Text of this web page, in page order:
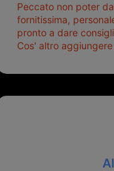
Peccato non poter
fornitissima,
pronto a dare
Cos' altro
siete il mio
trove! Top top top!!!